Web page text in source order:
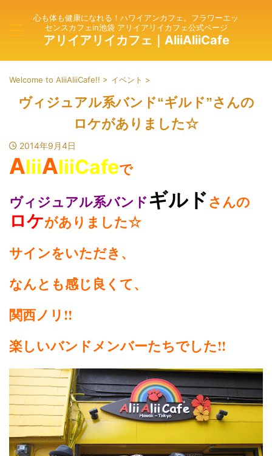
心も体も健康になれる！ハワイアンカフェ。フラワーエッ
センスカフェin池袋 アリイアリイカフェ公式ページ
アリイアリイカフェ｜AliiAliiCafe
Welcome to AliiAliiCafe!! > イベント >
ヴィジュアル系バンド“ギルド”さんの
ロケがありました☆
2014年9月4日
AliiAliiCafeで
ヴィジュアル系バンドギルドさんの
ロケがありました☆
サインをいただき、
なんとも感じ良くて、
関西ノリ!!
楽しいバンドメンバーたちでした!!